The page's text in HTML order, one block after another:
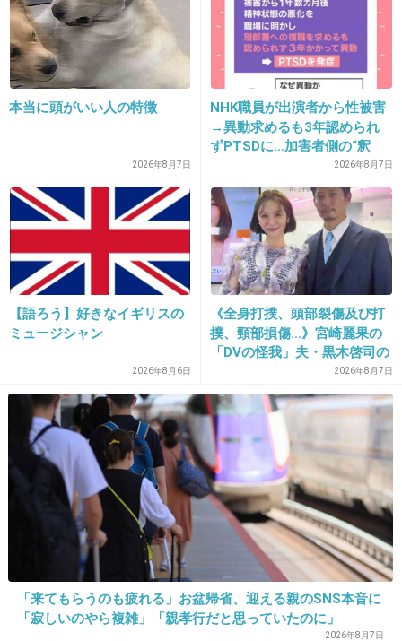
33. 匿名 2013/04/25(木) 16:51:00
そんなにやらなくてもｗ
+17 -4
34. 匿名2013/04/25(木) 16:53:17
+25
首から上パンパンｗ
今もこんなに太ってるんだっけ？？
ＪｉＮＳ ＰＣのＣＭの櫻井くんはなんかシュッとしてて
カッコいいと思ったけど。
+25 -20
36. 匿名2013/04/25(木) 17:00:21
長すぎます！
本当に頭がいい人の特徴
2026年8月7日
NHK職員が出演者から性被害
→異動求めるも3年認められ
ずPTSDに…加害者側の“釈
明”にコラムニスト「納得がい
かない」一方で組織体制の問
題点も指摘
2026年8月7日
【語ろう】好きなイギリスの
ミュージシャン
2026年8月6日
《全身打撲、頭部裂傷及び打
撲、頸部損傷…》宮崎麗果の
「DVの怪我」夫・黒木啓司の
逮捕で始まる「夫婦の闘争」
2026年8月7日
「来てもらうのも疲れる」お盆帰省、迎える親のSNS本音に
「寂しいのやら複雑」「親孝行だと思っていたのに」
2026年8月7日